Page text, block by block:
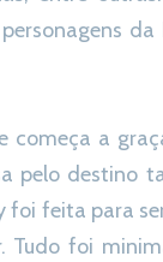
começa a
pelo destino
foi feita para
foi